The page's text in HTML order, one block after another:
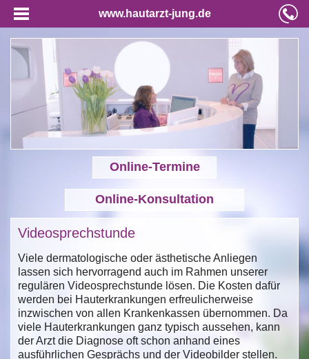
www.hautarzt-jung.de
Online-Termine
Online-Konsultation
Videosprechstunde
Viele dermatologische oder ästhetische Anliegen
lassen sich hervorragend auch im Rahmen unserer
regulären Videosprechstunde lösen. Die Kosten dafür
werden bei Hauterkrankungen erfreulicherweise
inzwischen von allen Krankenkassen übernommen. Da
viele Hauterkrankungen ganz typisch aussehen, kann
der Arzt die Diagnose oft schon anhand eines
ausführlichen Gesprächs und der Videobilder stellen.